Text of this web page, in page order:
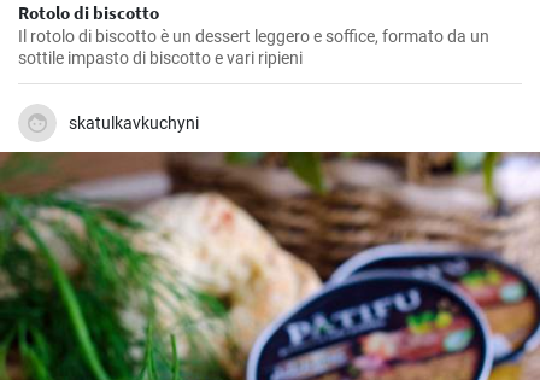
Rotolo di biscotto
Il rotolo di biscotto è un dessert leggero e soffice, formato da un
sottile impasto di biscotto e vari ripieni
skatulkavkuchyni